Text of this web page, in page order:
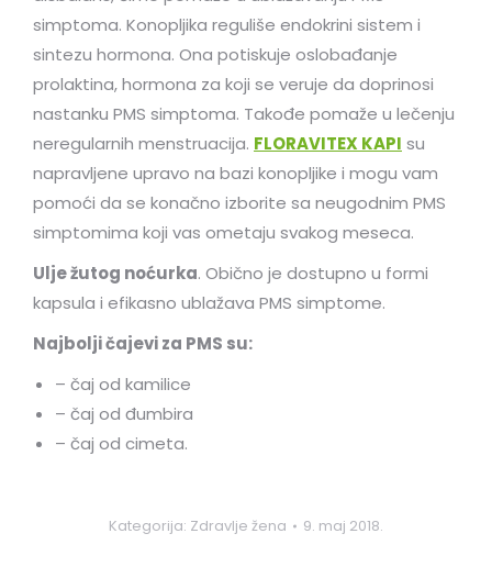
simptoma. Konopljika reguliše endokrini sistem i
sintezu hormona. Ona potiskuje oslobađanje
prolaktina, hormona za koji se veruje da doprinosi
nastanku PMS simptoma. Takođe pomaže u lečenju
neregularnih menstruacija. FLORAVITEX KAPI su
napravljene upravo na bazi konopljike i mogu vam
pomoći da se konačno izborite sa neugodnim PMS
simptomima koji vas ometaju svakog meseca.
Ulje žutog noćurka. Obično je dostupno u formi
kapsula i efikasno ublažava PMS simptome.
Najbolji čajevi za PMS su:
– čaj od kamilice
– čaj od đumbira
– čaj od cimeta.
Kategorija: Zdravlje žena 9. maj 2018.